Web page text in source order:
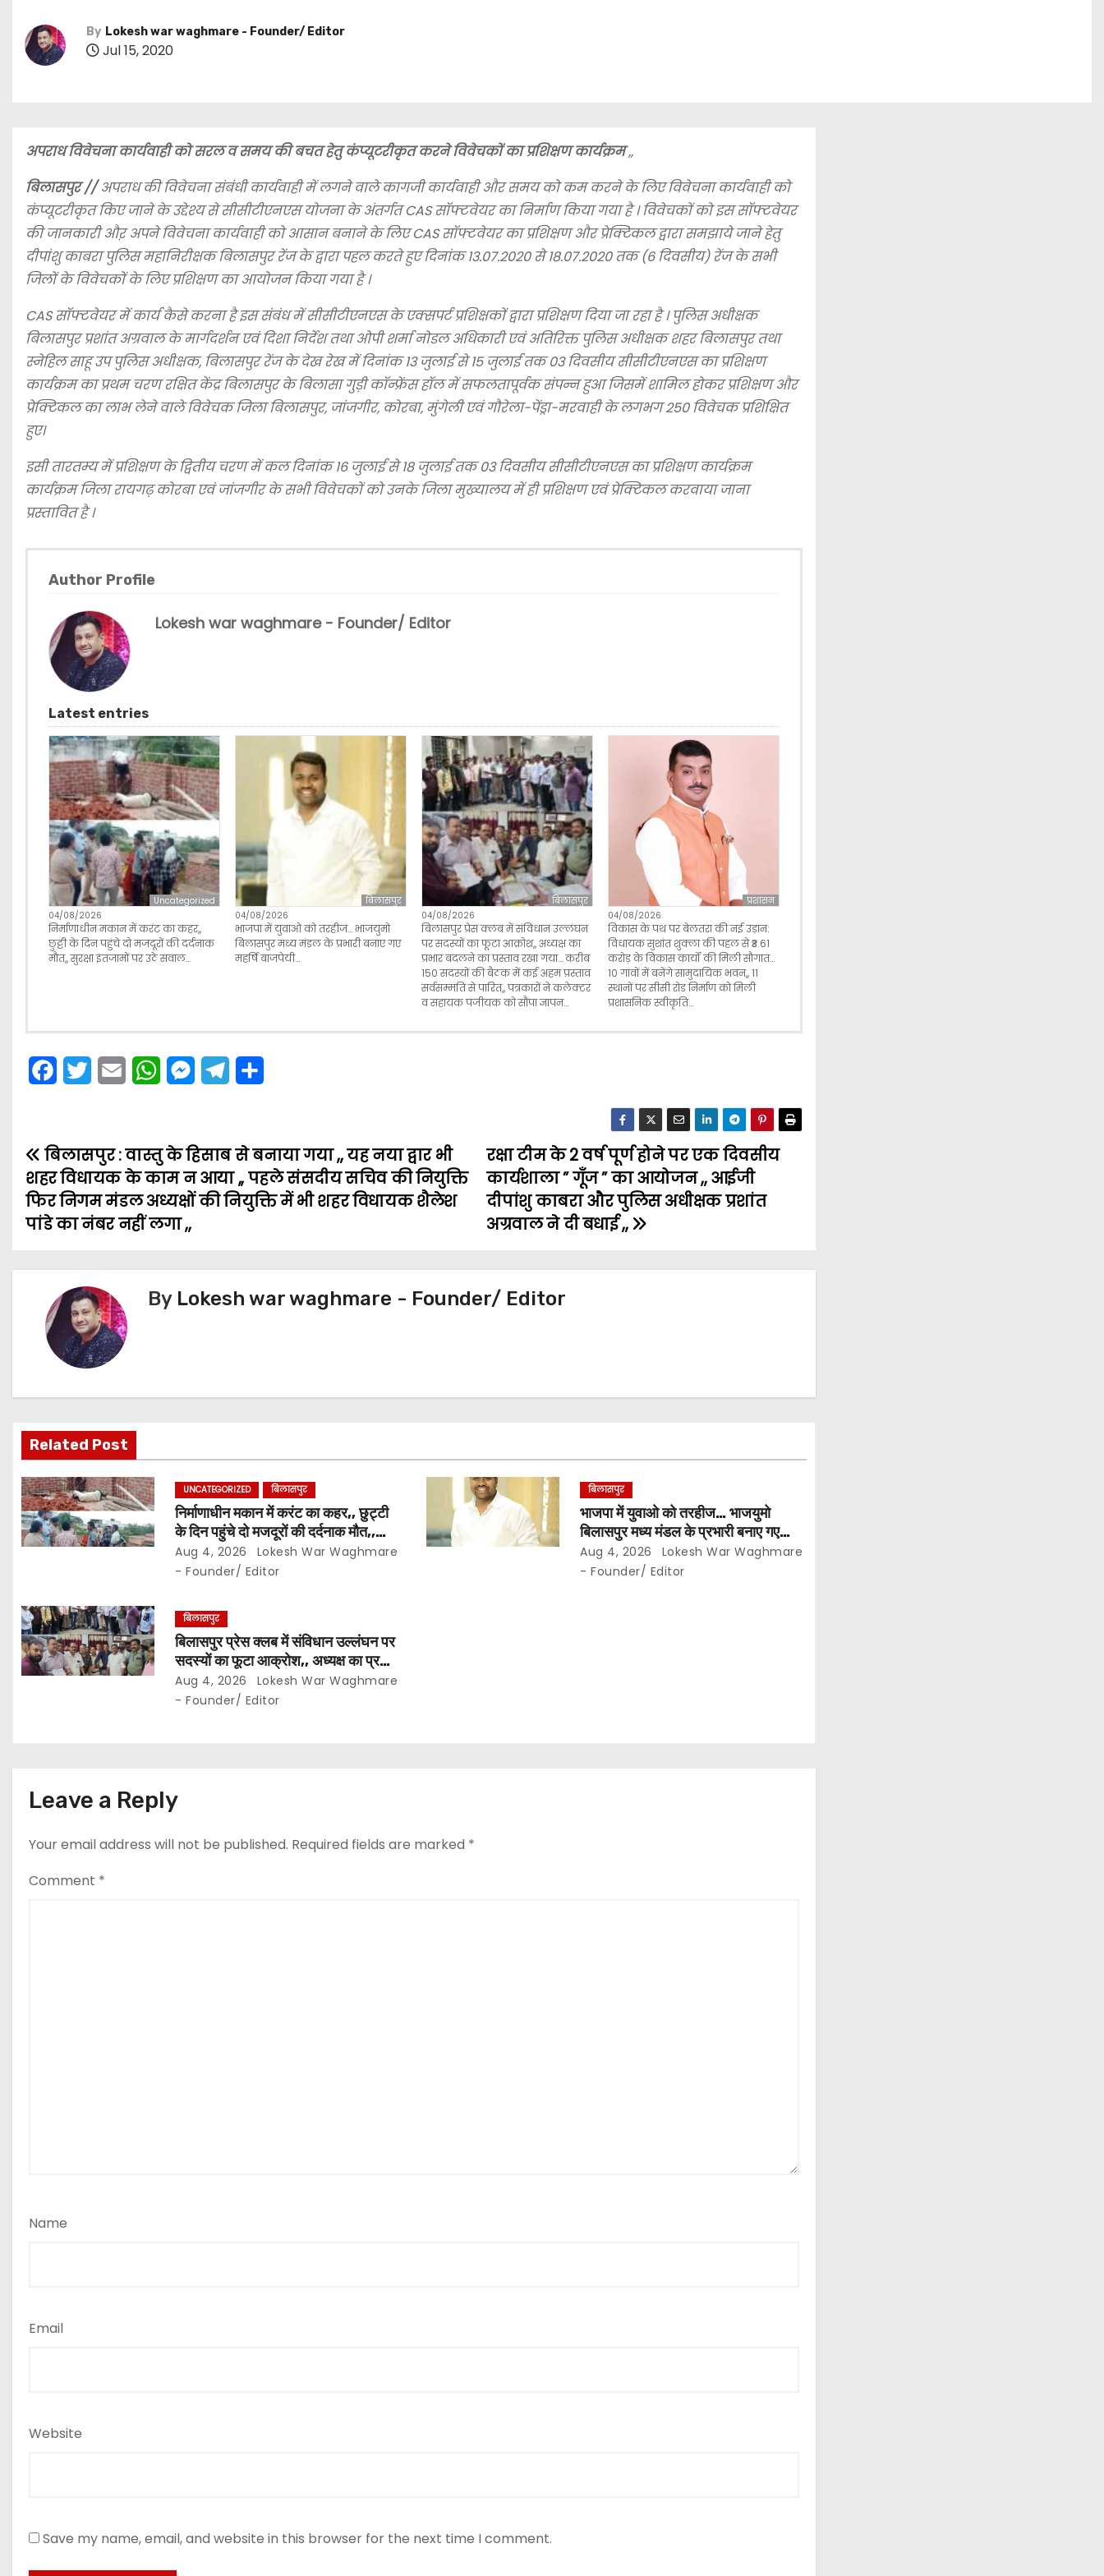
By Lokesh war waghmare - Founder/ Editor
Jul 15, 2020
अपराध विवेचना कार्यवाही को सरल व समय की बचत हेतु कंप्यूटरीकृत करने विवेचकों का प्रशिक्षण कार्यक्रम,,
बिलासपुर //अपराध की विवेचना संबंधी कार्यवाही में लगने वाले कागजी कार्यवाही और समय को कम करने के लिए विवेचना कार्यवाही को
कंप्यूटरीकृत किए जाने के उद्देश्य से सीसीटीएनएस योजना के अंतर्गत CAS सॉफ्टवेयर का निर्माण किया गया है । विवेचकों को इस सॉफ्टवेयर
की जानकारी औऱ अपने विवेचना कार्यवाही को आसान बनाने के लिए CAS सॉफ्टवेयर का प्रशिक्षण और प्रेक्टिकल द्वारा समझाये जाने हेतु
दीपांशु काबरा पुलिस महानिरीक्षक बिलासपुर रेंज के द्वारा पहल करते हुए दिनांक 13.07.2020 से 18.07.2020 तक (6 दिवसीय) रेंज के सभी
जिलों के विवेचकों के लिए प्रशिक्षण का आयोजन किया गया है ।
CAS सॉफ्टवेयर में कार्य कैसे करना है इस संबंध में सीसीटीएनएस के एक्सपर्ट प्रशिक्षकों द्वारा प्रशिक्षण दिया जा रहा है । पुलिस अधीक्षक
बिलासपुर प्रशांत अग्रवाल के मार्गदर्शन एवं दिशा निर्देश तथा ओपी शर्मा नोडल अधिकारी एवं अतिरिक्त पुलिस अधीक्षक शहर बिलासपुर तथा
स्नेहिल साहू उप पुलिस अधीक्षक, बिलासपुर रेंज के देख रेख में दिनांक 13 जुलाई से 15 जुलाई तक 03 दिवसीय सीसीटीएनएस का प्रशिक्षण
कार्यक्रम का प्रथम चरण रक्षित केंद्र बिलासपुर के बिलासा गुड़ी कॉन्फ्रेंस हॉल में सफलतापूर्वक संपन्न हुआ जिसमें शामिल होकर प्रशिक्षण और
प्रेक्टिकल का लाभ लेने वाले विवेचक जिला बिलासपुर, जांजगीर, कोरबा, मुंगेली एवं गौरेला-पेंड्रा-मरवाही के लगभग 250 विवेचक प्रशिक्षित
हुए।
इसी तारतम्य में प्रशिक्षण के द्वितीय चरण में कल दिनांक 16 जुलाई से 18 जुलाई तक 03 दिवसीय सीसीटीएनएस का प्रशिक्षण कार्यक्रम
कार्यक्रम जिला रायगढ़ कोरबा एवं जांजगीर के सभी विवेचकों को उनके जिला मुख्यालय में ही प्रशिक्षण एवं प्रेक्टिकल करवाया जाना
प्रस्तावित है ।
Author Profile
Lokesh war waghmare - Founder/ Editor
Latest entries
Uncategorized
04/08/2026
निर्माणाधीन मकान में करंट का कहर,,
छुट्टी के दिन पहुंचे दो मजदूरों की दर्दनाक
मौत,, सुरक्षा इंतजामों पर उठे सवाल…
बिलासपुर
04/08/2026
भाजपा में युवाओ को तरहीज… भाजयुमो
बिलासपुर मध्य मंडल के प्रभारी बनाए गए
महर्षि बाजपेयी…
बिलासपुर
04/08/2026
बिलासपुर प्रेस क्लब में संविधान उल्लंघन
पर सदस्यों का फूटा आक्रोश,, अध्यक्ष का
प्रभार बदलने का प्रस्ताव रखा गया… करीब
150 सदस्यों की बैठक में कई अहम प्रस्ताव
सर्वसम्मति से पारित,, पत्रकारों ने कलेक्टर
व सहायक पंजीयक को सौंपा ज्ञापन…
प्रशासन
04/08/2026
विकास के पथ पर बेलतरा की नई उड़ान:
विधायक सुशांत शुक्ला की पहल से ₹3.61
करोड़ के विकास कार्यों की मिली सौगात…
10 गांवों में बनेंगे सामुदायिक भवन,, 11
स्थानों पर सीसी रोड निर्माण को मिली
प्रशासनिक स्वीकृति…
e
b
o
k
t
t
e
i
l
W
t
s
A
p
M
s
e
n
e
r
e
g
r
m
r
e
P
o
s
t
i
g
a
t
i
n
रक्षा टीम के 2 वर्ष पूर्ण होने पर एक दिवसीय
कार्यशाला ” गूँज ” का आयोजन ,, आईजी
दीपांशु काबरा और पुलिस अधीक्षक प्रशांत
अग्रवाल ने दी बधाई ,,
बिलासपुर : वास्तु के हिसाब से बनाया गया ,, यह नया द्वार भी
शहर विधायक के काम न आया ,, पहले संसदीय सचिव की नियुक्ति
फिर निगम मंडल अध्यक्षों की नियुक्ति में भी शहर विधायक शैलेश
पांडे का नंबर नहीं लगा ,,
By Lokesh war waghmare - Founder/ Editor
Related Post
UNCATEGORIZED बिलासपुर
निर्माणाधीन मकान में करंट का कहर,, छुट्टी
के दिन पहुंचे दो मजदूरों की दर्दनाक मौत,,
सुरक्षा इंतजामों पर उठे सवाल…
Aug 4, 2026
Lokesh War Waghmare
- Founder/ Editor
बिलासपुर
भाजपा में युवाओ को तरहीज… भाजयुमो
बिलासपुर मध्य मंडल के प्रभारी बनाए गए
महर्षि बाजपेयी…
Aug 4, 2026
Lokesh War Waghmare
- Founder/ Editor
बिलासपुर
बिलासपुर प्रेस क्लब में संविधान उल्लंघन पर
सदस्यों का फूटा आक्रोश,, अध्यक्ष का प्रभार
बदलने का प्रस्ताव रखा गया… करीब 150
सदस्यों की बैठक में कई अहम प्रस्ताव
Aug 4, 2026
Lokesh War Waghmare
- Founder/ Editor
Leave a Reply
Your email address will not be published. Required fields are marked *
Comment *
Name
Email
Website
Save my name, email, and website in this browser for the next time I comment.